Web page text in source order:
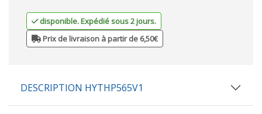
disponible. Expédié sous 2 jours.
Prix de livraison à partir de 6,50€
DESCRIPTION HYTHP565V1